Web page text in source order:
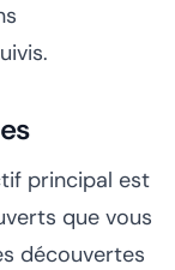
principal est
que vous
découvertes